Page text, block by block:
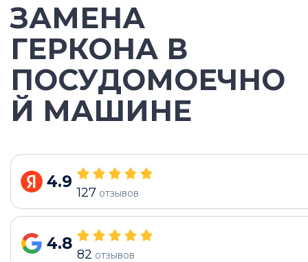
ЗАМЕНА
ГЕРКОНА В
ПОСУДОМОЕЧНО
Й МАШИНЕ
4.9
127 отзывов
4.8
82 отзывов